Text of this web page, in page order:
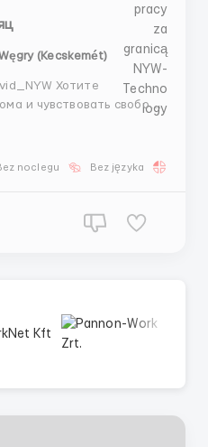
(Kecskemét)
Хотите
и чувствовать свободу
получать стабильный
noclegu Bez języka